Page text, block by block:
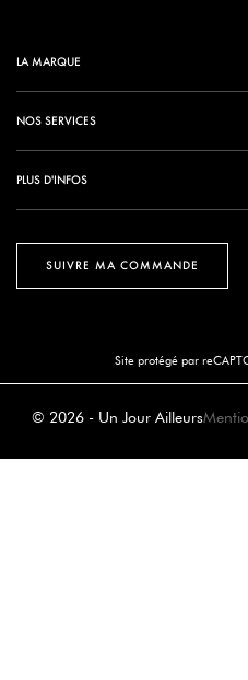
SUIVRE MA COMMANDE
LA MARQUE
NOS SERVICES
PLUS D'INFOS
Site protégé par
© 2026 - Un Jour Ailleurs